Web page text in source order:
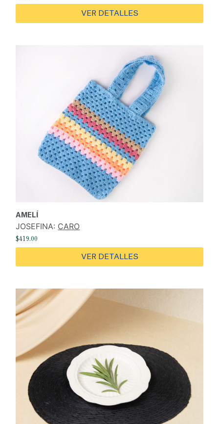
VER DETALLES
AMELÍ
JOSEFINA: CARO
$419.00
VER DETALLES